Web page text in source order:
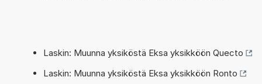
Laskin: Muunna yksiköstä Eksa yksikköön Quecto
Laskin: Muunna yksiköstä Eksa yksikköön Ronto